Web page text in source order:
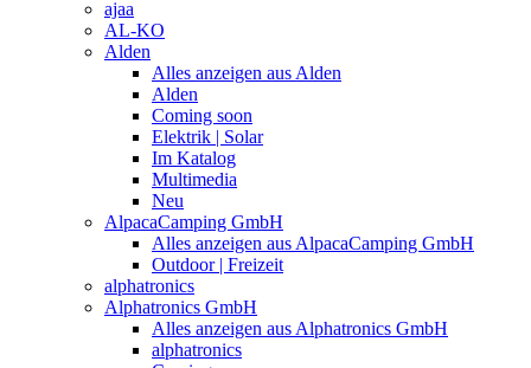
ajaa
AL-KO
Alden
Alles anzeigen aus Alden
Alden
Coming soon
Elektrik | Solar
Im Katalog
Multimedia
Neu
AlpacaCamping GmbH
Alles anzeigen aus AlpacaCamping GmbH
Outdoor | Freizeit
alphatronics
Alphatronics GmbH
Alles anzeigen aus Alphatronics GmbH
alphatronics